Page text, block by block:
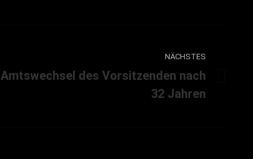
NÄCHSTES
Nächster
Amtswechsel des Vorsitzenden nach
32 Jahren